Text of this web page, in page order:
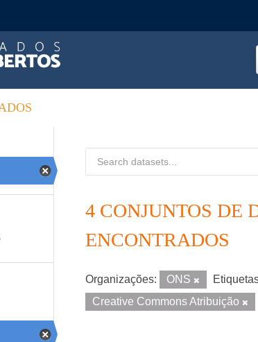
4 CONJUNTOS DE
ENCONTRADOS
Organizações: ONS
Creative Commons Atribuição